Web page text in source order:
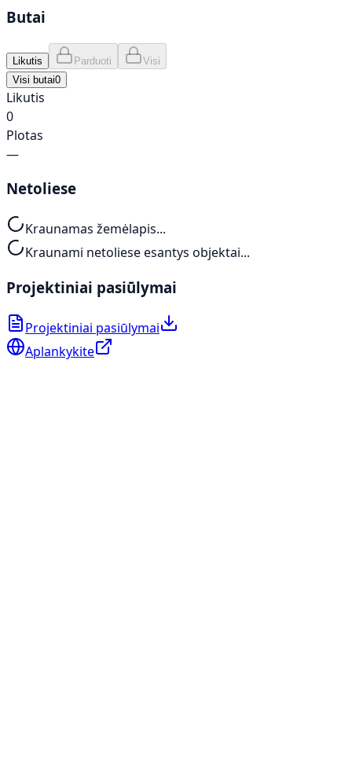
Butai
Likutis Parduoti
Visi
Visi butai0
Likutis
0
Plotas
—
Netoliese
Kraunamas žemėlapis...
Kraunami netoliese esantys objektai...
Projektiniai pasiūlymai
Projektiniai pasiūlymai
Aplankykite